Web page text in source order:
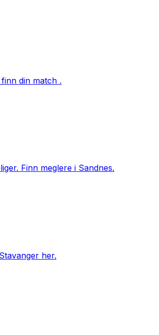
din match .
Finn meglere i Sandnes.
her.